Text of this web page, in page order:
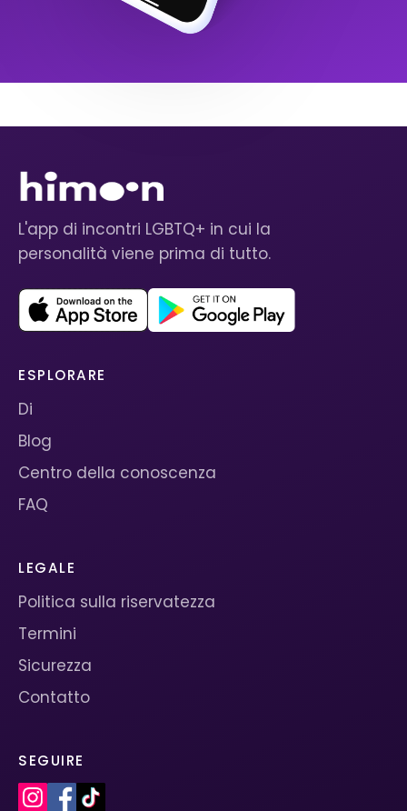
L'app di incontri LGBTQ+ in cui la
personalità viene prima di tutto.
ESPLORARE
Di
Blog
Centro della conoscenza
FAQ
LEGALE
Politica sulla riservatezza
Termini
Sicurezza
Contatto
SEGUIRE